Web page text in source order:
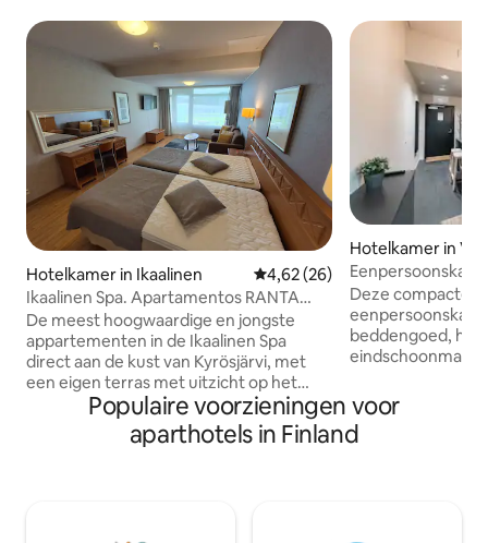
Hotelkamer in Ikaalinen Gemiddelde beoordeling van
4,62 (26)
Ikaalinen Spa. Apartamentos RANTA
appartement
De meest hoogwaardige en jongste
appartementen in de Ikaalinen Spa
direct aan de kust van Kyrösjärvi, met
een eigen terras met uitzicht op het
meer. Jari heeft 11 van deze grote
appartementen met airconditioning
naast elkaar en het zijn spiegelbeelden
Hotelkamer in
Deze compacte
beddengoed,
eindschoonmaak
waterkoker,
strijkijzer en
Populaire voorzieningen voor
aparthotels in Finland